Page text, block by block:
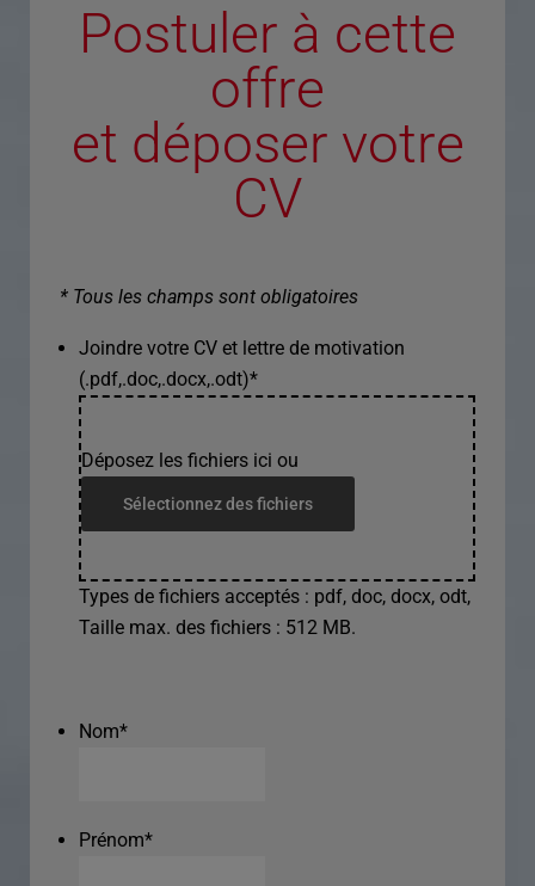
Postuler à cette
offre
et déposer votre
CV
* Tous les champs sont obligatoires
Joindre votre CV et lettre de motivation
(.pdf,.doc,.docx,.odt)*
Déposez les fichiers ici ou
Sélectionnez des fichiers
Types de fichiers acceptés : pdf, doc, docx, odt,
Taille max. des fichiers : 512 MB.
Nom*
Prénom*